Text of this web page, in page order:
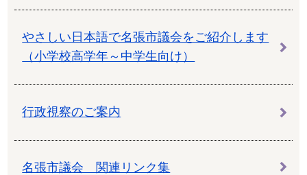
やさしい日本語で名張市議会をご紹介します
（小学校高学年～中学生向け）
行政視察のご案内
名張市議会 関連リンク集